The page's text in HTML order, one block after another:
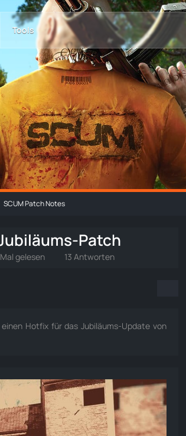
Tools
SCUM Patch Notes
Patch
gelesen 13 Antworten
Hotfix für das Jubiläums-Update von